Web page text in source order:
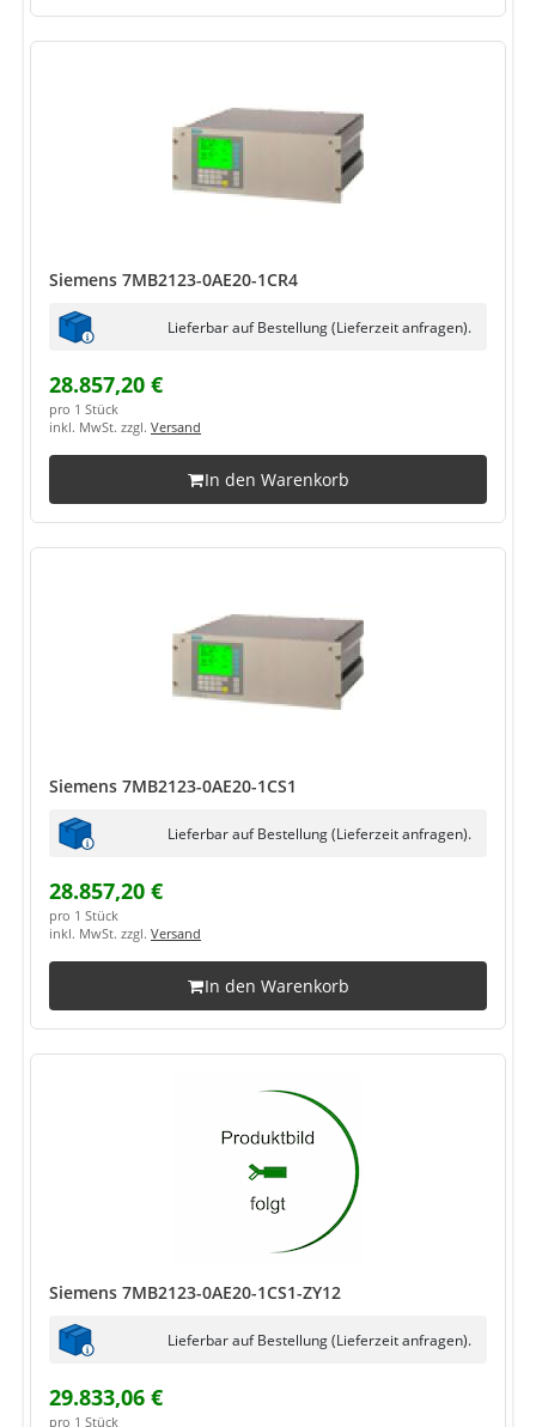
Siemens 7MB2123-0AE20-1CR4
Lieferbar auf Bestellung (Lieferzeit anfragen).
28.857,20 €
pro 1 Stück
inkl. MwSt. zzgl. Versand
In den Warenkorb
Siemens 7MB2123-0AE20-1CS1
Lieferbar auf Bestellung (Lieferzeit anfragen).
28.857,20 €
pro 1 Stück
inkl. MwSt. zzgl. Versand
In den Warenkorb
Siemens 7MB2123-0AE20-1CS1-ZY12
Lieferbar auf Bestellung (Lieferzeit anfragen).
29.833,06 €
pro 1 Stück